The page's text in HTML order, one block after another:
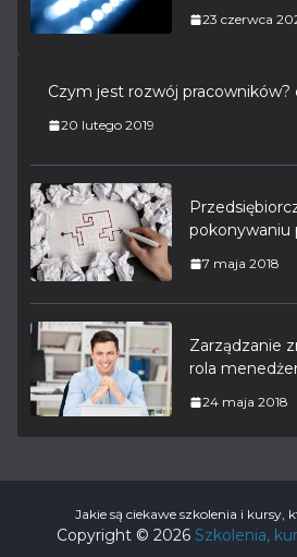
23 czerwca
Czym jest rozwój pracowników?
20 lutego 2019
pokonywaniu
7 maja 2018
Zarządzanie
rola
24 maja 2018
Jakie są ciekawe szkolenia i kursy,
Copyright © 2026 Szkolenia,